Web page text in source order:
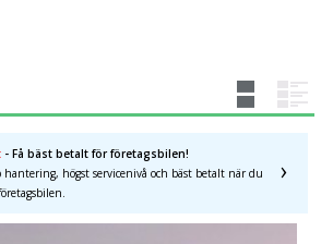
- Få bäst betalt för företagsbilen!
hantering, högst servicenivå och bäst betalt när du